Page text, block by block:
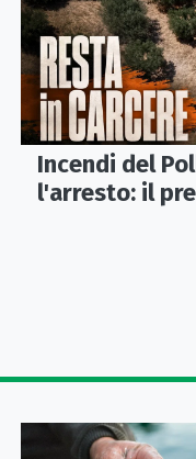
Incendi del
l'arresto: il